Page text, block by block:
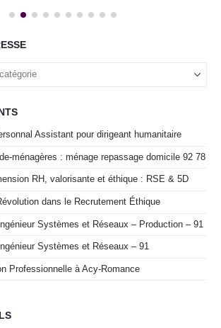
Assistant pour dirigeant humanitaire
ménagères : ménage repassage domicile 92 78
RH, valorisante et éthique : RSE & 5D
dans le Recrutement Éthique
Systèmes et Réseaux – Production – 91
Systèmes et Réseaux – 91
Professionnelle à Acy-Romance